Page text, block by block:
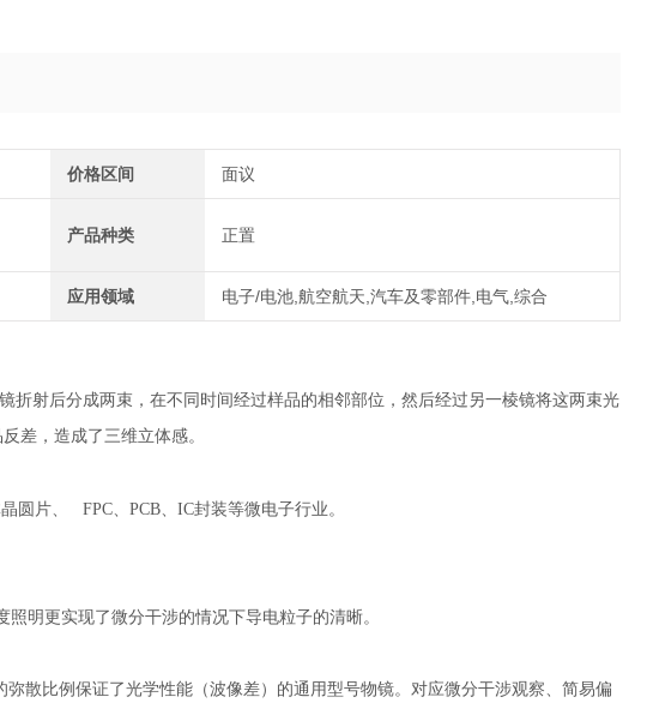
价格区间 面议
产品种类 正置
应用领域 电子/电池,航空航天,汽车及零部件,电气,综合
射后分成两束，在不同时间经过样品的相邻部位，然后经过另一棱镜将这两束光
差，造成了三维立体感。
片、 FPC、PCB、IC封装等微电子行业。
明更实现了微分干涉的情况下导电粒子的清晰。
比例保证了光学性能（波像差）的通用型号物镜。对应微分干涉观察、简易偏